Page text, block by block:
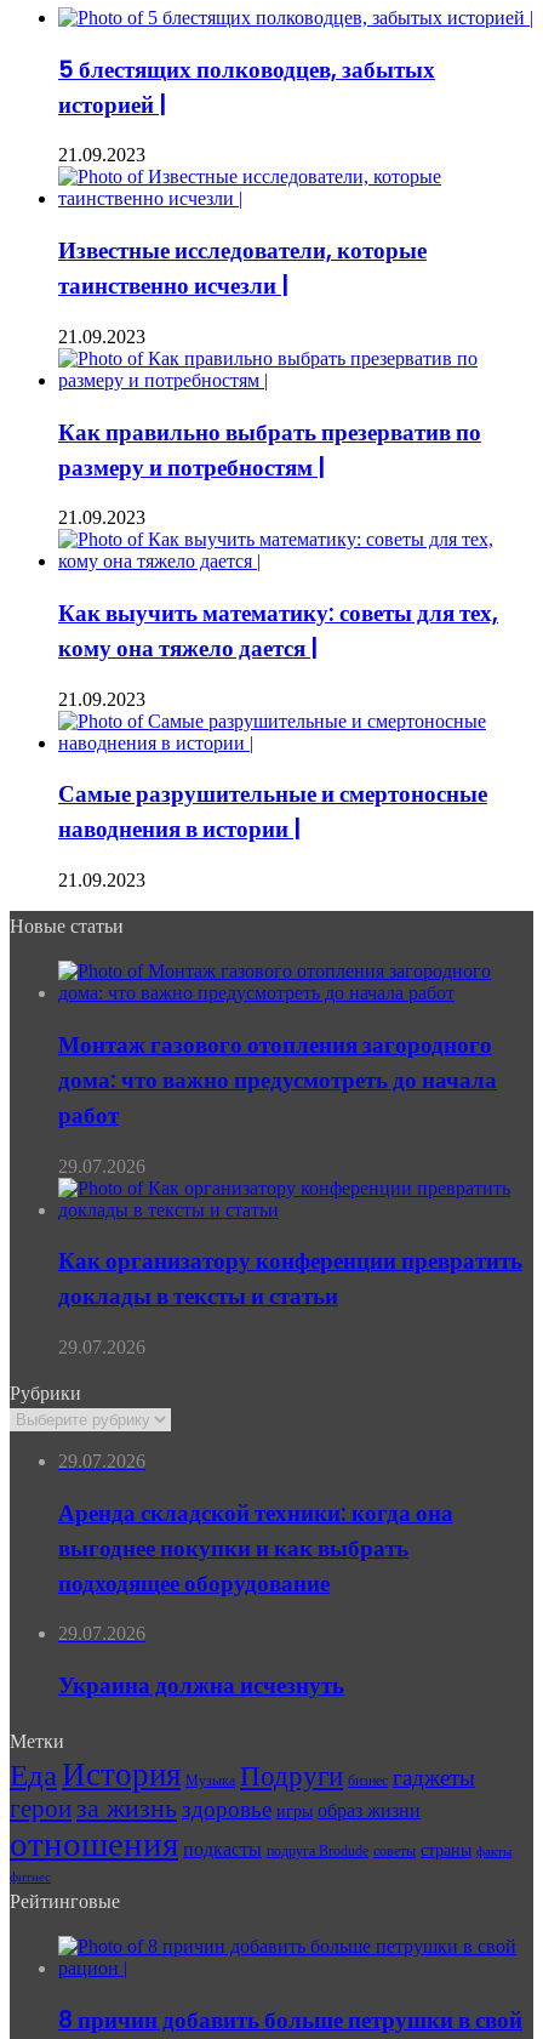
5 блестящих полководцев, забытых
историей |
21.09.2023
Известные исследователи, которые
таинственно исчезли |
21.09.2023
Как правильно выбрать презерватив по
размеру и потребностям |
21.09.2023
Как выучить математику: советы для тех,
кому она тяжело дается |
21.09.2023
Самые разрушительные и смертоносные
наводнения в истории |
21.09.2023
Новые статьи
Монтаж газового отопления загородного
дома: что важно предусмотреть до начала
работ
29.07.2026
Как организатору конференции превратить
доклады в тексты и статьи
29.07.2026
Рубрики
Рубрики
29.07.2026
Аренда складской техники: когда она
выгоднее покупки и как выбрать
подходящее оборудование
29.07.2026
Украина должна исчезнуть
Метки
ЕдаИстория Музыка Подруги бизнес гаджеты
герои за жизнь здоровье игры образ жизни
отношения подкасты подруга Brodude советы страны факты
фитнес
Рейтинговые
8 причин добавить больше петрушки в свой